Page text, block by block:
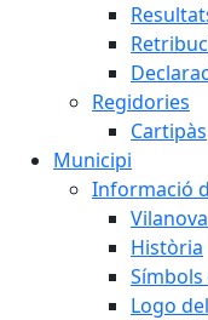
Regidories
Cartipàs
Municipi
Informació
Història
Logo